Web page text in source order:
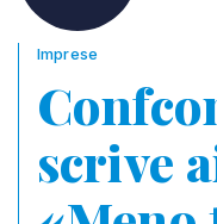
Imprese
scrive